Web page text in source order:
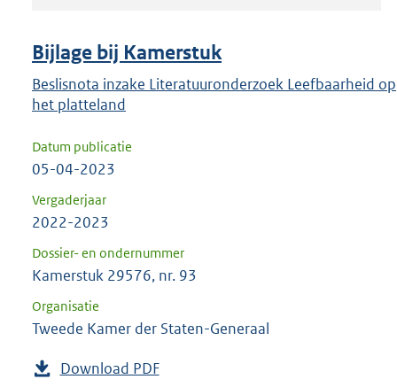
uw
keuze
te
Bijlage bij Kamerstuk
Beslisnota inzake Literatuuronderzoek Leefbaarheid op
het platteland
Datum publicatie
05-04-2023
Vergaderjaar
2022-2023
Dossier- en ondernummer
Kamerstuk 29576, nr. 93
Organisatie
Tweede Kamer der Staten-Generaal
Download PDF